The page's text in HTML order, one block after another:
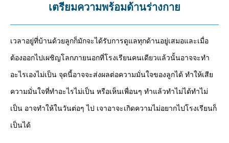
เตรียมความพร้อมด้านร่างกาย
เวลาอยู่ที่บ้านด้วยลูกก็มักจะได้รับการดูแลทุกด้านอยู่เสมอและเมื่อ
ต้องออกไปเผชิญโลกภายนอกที่โรงเรียนคนเดียวแล้วนั้นอาจจะทำ
อะไรเองไม่เป็น จุดนี้อาจจะส่งผลต่อความมั่นใจของลูกได้ ทำให้เสีย
ความมั่นใจที่ทำอะไรไม่เป็น หรือเห็นเพื่อนๆ ทำแล้วทำไม่ได้ทำไม่
เป็น อาจทำให้ในวันต่อๆ ไป เจาอาจะเกิดความไม่อยากไปโรงเรียนก็
เป็นได้